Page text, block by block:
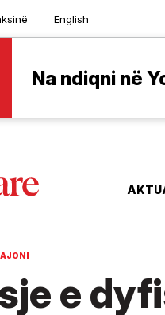
English
Na ndiqni në
e